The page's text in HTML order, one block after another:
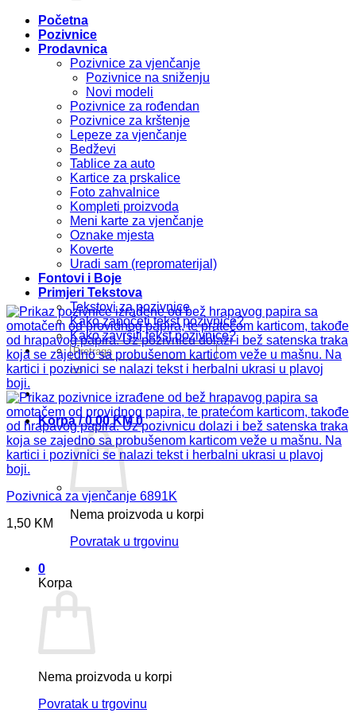
Početna
Pozivnice
Prodavnica
Pozivnice za vjenčanje
Pozivnice na sniženju
Novi modeli
Pozivnice za rođendan
Pozivnice za krštenje
Lepeze za vjenčanje
Bedževi
Tablice za auto
Kartice za prskalice
Foto zahvalnice
Kompleti proizvoda
Meni karte za vjenčanje
Oznake mjesta
Koverte
Uradi sam (repromaterijal)
Fontovi i Boje
Primjeri Tekstova
Tekstovi za pozivnice
Kako započeti tekst pozivnice?
Kako završiti tekst pozivnice?
Pretraži:
Korpa /0,00KM 0
Nema proizvoda u korpi
Povratak u trgovinu
0
Korpa
Nema proizvoda u korpi
Povratak u trgovinu
Pozivnica za vjenčanje 6891K
1,50 KM